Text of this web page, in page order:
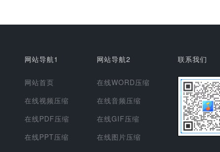
网站导航1
网站首页
在线视频压缩
在线PDF压缩
在线PPT压缩
网站导航2
在线WORD压缩
在线音频压缩
在线GIF压缩
在线图片压缩
联系我们